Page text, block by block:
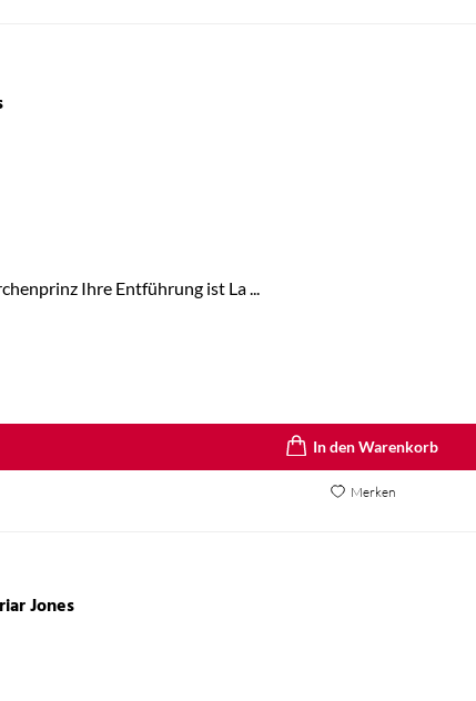
Ihre Entführung ist La ...
In den Warenkorb
Merken
Jones